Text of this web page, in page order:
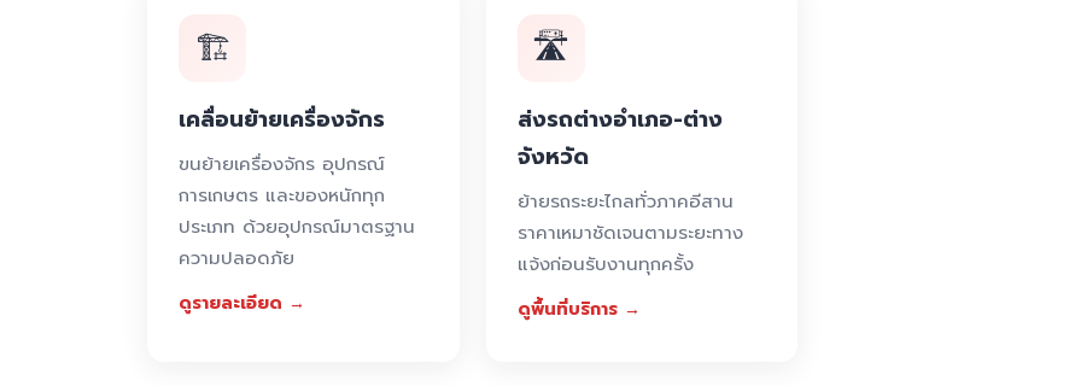
🏗️
เคลื่อนย้ายเครื่องจักร
ขนย้ายเครื่องจักร อุปกรณ์
การเกษตร และของหนักทุก
ประเภท ด้วยอุปกรณ์มาตรฐาน
ความปลอดภัย
ดูรายละเอียด →
🛣️
ส่งรถต่างอำเภอ-ต่าง
จังหวัด
ย้ายรถระยะไกลทั่วภาคอีสาน
ราคาเหมาชัดเจนตามระยะทาง
แจ้งก่อนรับงานทุกครั้ง
ดูพื้นที่บริการ →